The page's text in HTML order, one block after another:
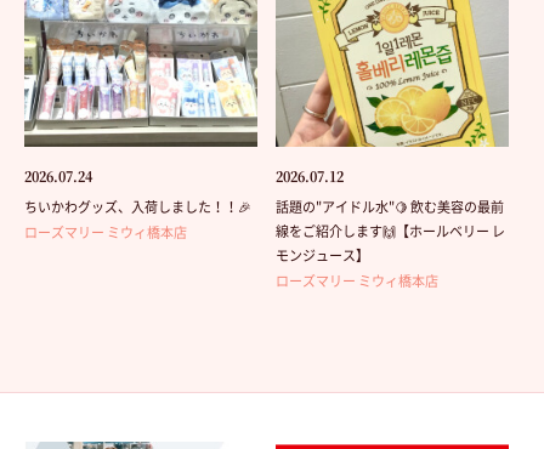
2026.07.24
ちいかわグッズ、入荷しました！！🎉
ローズマリー ミウィ橋本店
2026.07.12
話題の"アイドル水"🍋 飲む美容の最前
線をご紹介します🙌【ホールベリー レ
モンジュース】
ローズマリー ミウィ橋本店